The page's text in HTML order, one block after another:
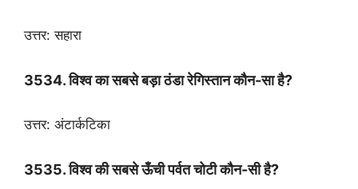
उत्तर: सहारा
3534. विश्व का सबसे बड़ा ठंडा रेगिस्तान कौन-सा है?
उत्तर: अंटार्कटिका
3535. विश्व की सबसे ऊँची पर्वत चोटी कौन-सी है?